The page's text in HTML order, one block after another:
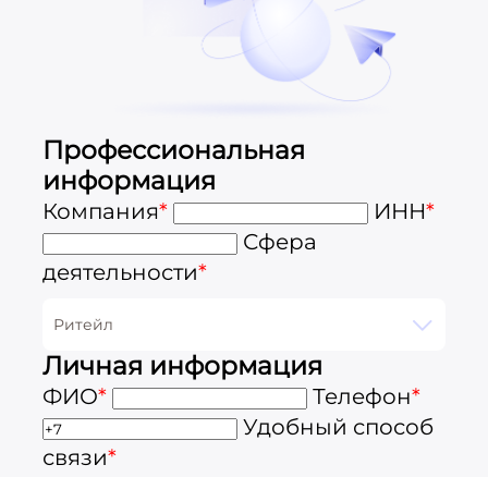
Профессиональная
информация
Компания* ИНН*
Сфера
деятельности*
Ритейл
Личная информация
ФИО* Телефон*
Удобный способ
связи*